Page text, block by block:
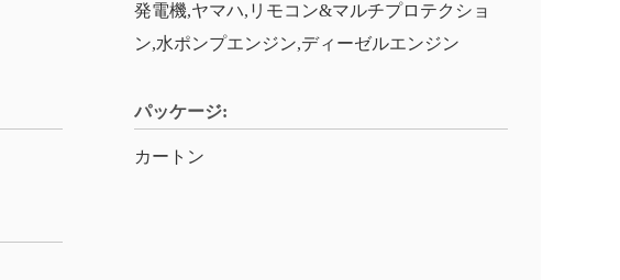
発電機,ヤマハ,リモコン&マルチプロテクショ
ン,水ポンプエンジン,ディーゼルエンジン
パッケージ:
カートン